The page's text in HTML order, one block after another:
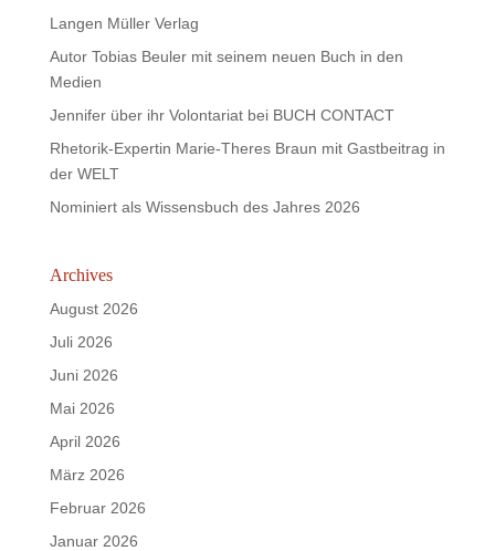
Langen Müller Verlag
Autor Tobias Beuler mit seinem neuen Buch in den
Medien
Jennifer über ihr Volontariat bei BUCH CONTACT
Rhetorik-Expertin Marie-Theres Braun mit Gastbeitrag in
der WELT
Nominiert als Wissensbuch des Jahres 2026
Archives
August 2026
Juli 2026
Juni 2026
Mai 2026
April 2026
März 2026
Februar 2026
Januar 2026